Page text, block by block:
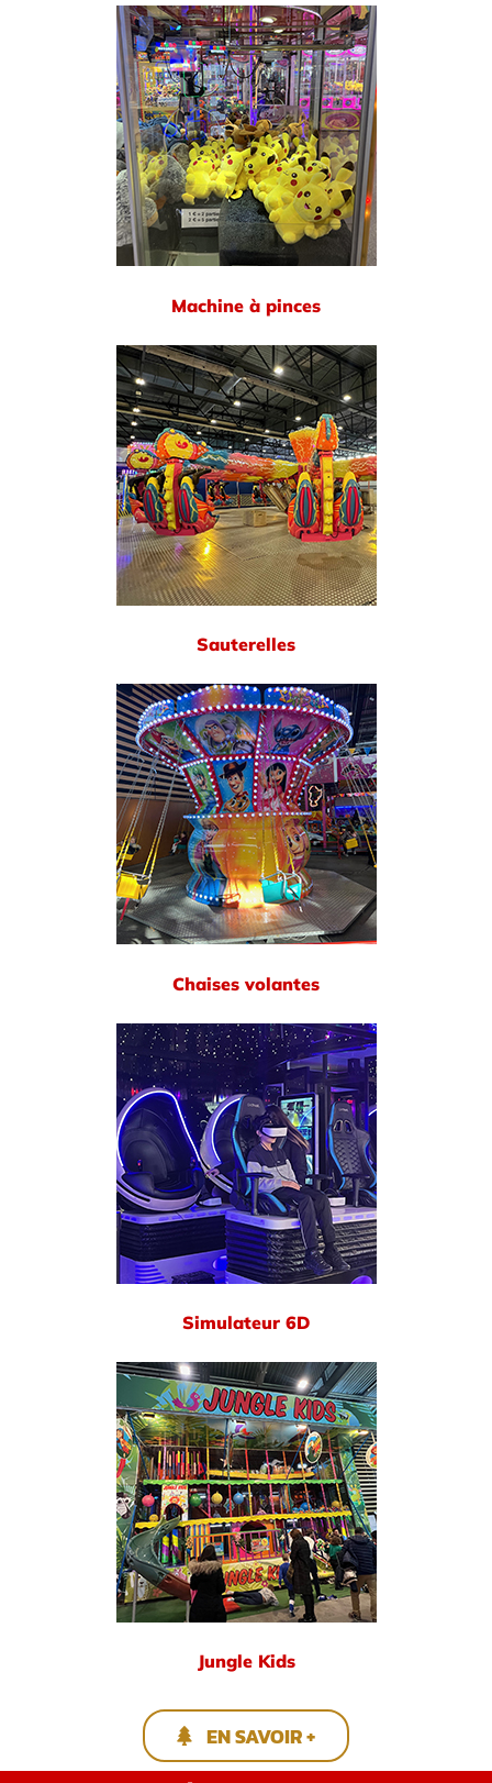
Machine à pinces
Sauterelles
Chaises volantes
Simulateur 6D
Jungle Kids
EN SAVOIR +